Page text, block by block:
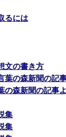
るには
文の書き方
の森新聞の記事
森新聞の記事よ
集
集